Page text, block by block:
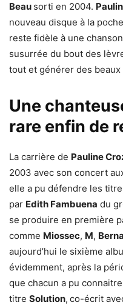
Beau sorti en 2004.
nouveau disque à la
reste fidèle à une
susurrée du bout des
tout et générer des
Une
rare enfin de
La carrière de Pauline
2003 avec son concert
elle a pu défendre les
par Edith Fambuena du
se produire en première
comme Miossec, M,
aujourd’hui le sixième
évidemment, après la
que chacun a pu
titre Solution, co-écrit